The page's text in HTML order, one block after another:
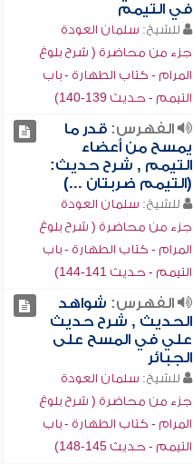
في التيمم
للشيخ: سلمان العودة
جزء من محاضرة ( شرح بلوغ
المرام - كتاب الطهارة - باب
التيمم - حديث 139-140)
الفهرس:قدر ما
يمسح من أعضاء
التيمم , شرح حديث:
(التيمم ضربتان ...)
للشيخ: سلمان العودة
جزء من محاضرة ( شرح بلوغ
المرام - كتاب الطهارة - باب
التيمم - حديث 141-144)
الفهرس: شواهد
الحديث , شرح حديث
علي في المسح على
الجبائر
للشيخ: سلمان العودة
جزء من محاضرة ( شرح بلوغ
المرام - كتاب الطهارة - باب
التيمم - حديث 145-148)